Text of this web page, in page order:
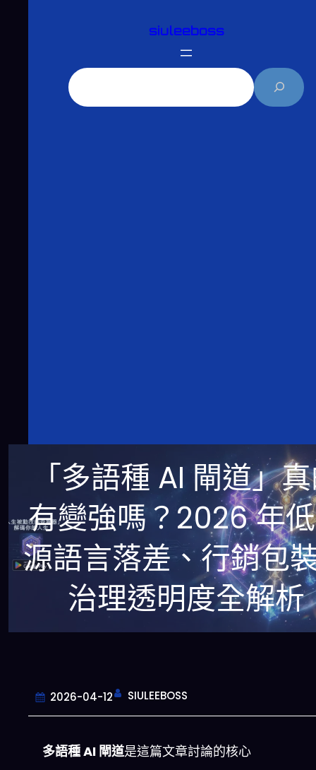
siuleeboss
「多語種 AI 閘道」
有變強嗎？2026 年
源語言落差、行銷包
治理透明度全解析
2026-04-12 SIULEEBOSS
多語種 AI 閘道是這篇文章討論的核心